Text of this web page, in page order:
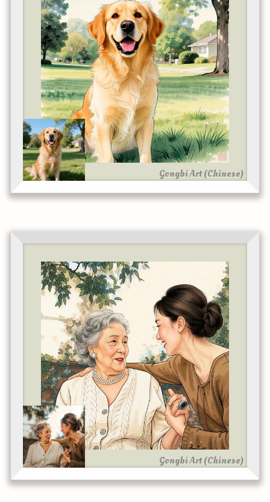
Gongbi Art (Chinese)
Gongbi Art (Chinese)